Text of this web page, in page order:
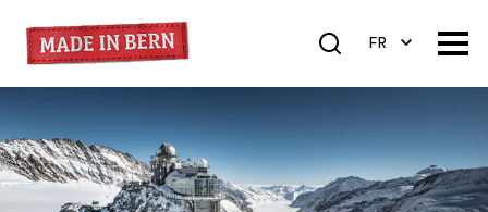
FR